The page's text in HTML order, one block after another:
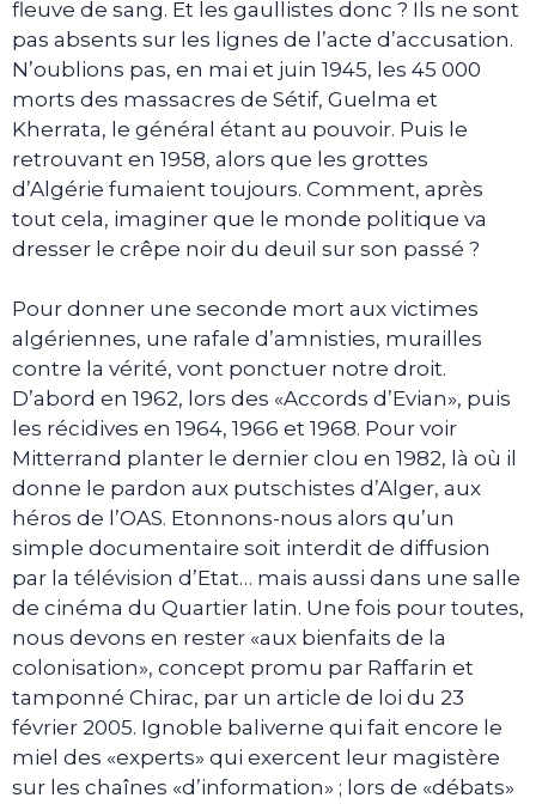
fleuve de sang. Et les gaullistes donc ? Ils ne sont
pas absents sur les lignes de l’acte d’accusation.
N’oublions pas, en mai et juin 1945, les 45 000
morts des massacres de Sétif, Guelma et
Kherrata, le général étant au pouvoir. Puis le
retrouvant en 1958, alors que les grottes
d’Algérie fumaient toujours. Comment, après
tout cela, imaginer que le monde politique va
dresser le crêpe noir du deuil sur son passé ?
Pour donner une seconde mort aux victimes
algériennes, une rafale d’amnisties, murailles
contre la vérité, vont ponctuer notre droit.
D’abord en 1962, lors des «Accords d’Evian», puis
les récidives en 1964, 1966 et 1968. Pour voir
Mitterrand planter le dernier clou en 1982, là où il
donne le pardon aux putschistes d’Alger, aux
héros de l’OAS. Etonnons-nous alors qu’un
simple documentaire soit interdit de diffusion
par la télévision d’Etat… mais aussi dans une salle
de cinéma du Quartier latin. Une fois pour toutes,
nous devons en rester «aux bienfaits de la
colonisation», concept promu par Raffarin et
tamponné Chirac, par un article de loi du 23
février 2005. Ignoble baliverne qui fait encore le
miel des «experts» qui exercent leur magistère
sur les chaînes «d’information» ; lors de «débats»